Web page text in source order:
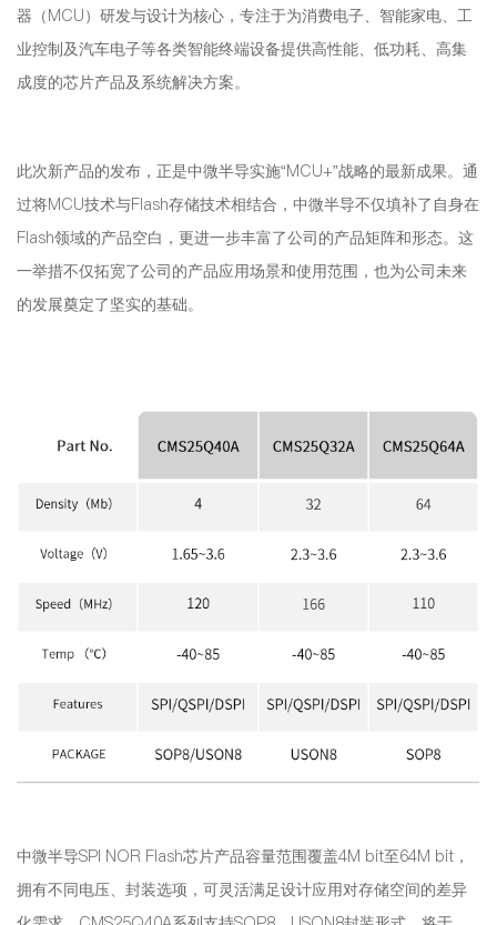
器（MCU）研发与设计为核心，专注于为消费电子、智能家电、工
业控制及汽车电子等各类智能终端设备提供高性能、低功耗、高集
成度的芯片产品及系统解决方案。
此次新产品的发布，正是中微半导实施“MCU+”战略的最新成果。通
过将MCU技术与Flash存储技术相结合，中微半导不仅填补了自身在
Flash领域的产品空白，更进一步丰富了公司的产品矩阵和形态。这
一举措不仅拓宽了公司的产品应用场景和使用范围，也为公司未来
的发展奠定了坚实的基础。
中微半导SPI NOR Flash芯片产品容量范围覆盖4M bit至64M bit，
拥有不同电压、封装选项，可灵活满足设计应用对存储空间的差异